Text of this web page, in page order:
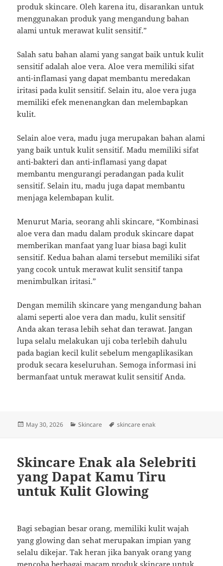
produk skincare. Oleh karena itu, disarankan untuk
menggunakan produk yang mengandung bahan
alami untuk merawat kulit sensitif.”
Salah satu bahan alami yang sangat baik untuk kulit
sensitif adalah aloe vera. Aloe vera memiliki sifat
anti-inflamasi yang dapat membantu meredakan
iritasi pada kulit sensitif. Selain itu, aloe vera juga
memiliki efek menenangkan dan melembapkan
kulit.
Selain aloe vera, madu juga merupakan bahan alami
yang baik untuk kulit sensitif. Madu memiliki sifat
anti-bakteri dan anti-inflamasi yang dapat
membantu mengurangi peradangan pada kulit
sensitif. Selain itu, madu juga dapat membantu
menjaga kelembapan kulit.
Menurut Maria, seorang ahli skincare, “Kombinasi
aloe vera dan madu dalam produk skincare dapat
memberikan manfaat yang luar biasa bagi kulit
sensitif. Kedua bahan alami tersebut memiliki sifat
yang cocok untuk merawat kulit sensitif tanpa
menimbulkan iritasi.”
Dengan memilih skincare yang mengandung bahan
alami seperti aloe vera dan madu, kulit sensitif
Anda akan terasa lebih sehat dan terawat. Jangan
lupa selalu melakukan uji coba terlebih dahulu
pada bagian kecil kulit sebelum mengaplikasikan
produk secara keseluruhan. Semoga informasi ini
bermanfaat untuk merawat kulit sensitif Anda.
Posted
May 30, 2026 Categories
Skincare Tags
skincare enak
Skincare Enak ala Selebriti
yang Dapat Kamu Tiru
untuk Kulit Glowing
Bagi sebagian besar orang, memiliki kulit wajah
yang glowing dan sehat merupakan impian yang
selalu dikejar. Tak heran jika banyak orang yang